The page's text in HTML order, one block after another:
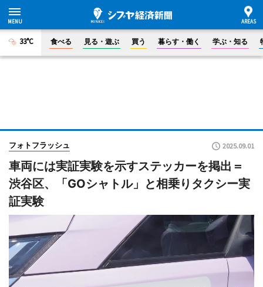
33°C 食べる 見る・遊ぶ 買う 暮らす・働く 学ぶ・知る
フォトフラッシュ 2025.09.01
車両には実証実験を示すステッカーを掲出＝
渋谷区、「GOシャトル」と相乗りタクシー実
証実験